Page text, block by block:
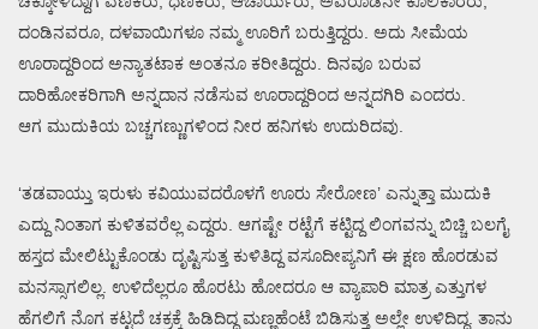
ದಂಡಿನವರೂ, ದಳವಾಯಿಗಳೂ ನಮ್ಮ ಊರಿಗೆ ಬರುತ್ತಿದ್ದರು. ಅದು ಸೀಮೆಯ
ಊರಾದ್ದರಿಂದ ಅನ್ಯಾತಟಾಕ ಅಂತನೂ ಕರೀತಿದ್ದರು. ದಿನವೂ ಬರುವ
ದಾರಿಹೋಕರಿಗಾಗಿ ಅನ್ನದಾನ ನಡೆಸುವ ಊರಾದ್ದರಿಂದ ಅನ್ನದಗಿರಿ ಎಂದರು.
ಆಗ ಮುದುಕಿಯ ಬಚ್ಚಗಣ್ಣುಗಳಿಂದ ನೀರ ಹನಿಗಳು ಉದುರಿದವು.
‘ತಡವಾಯ್ತು ಇರುಳು ಕವಿಯುವದರೊಳಗೆ ಊರು ಸೇರೋಣ’ ಎನ್ನುತ್ತಾ ಮುದುಕಿ
ಎದ್ದು ನಿಂತಾಗ ಕುಳಿತವರೆಲ್ಲ ಎದ್ದರು. ಆಗಷ್ಟೇ ರಟ್ಟೆಗೆ ಕಟ್ಟಿದ್ದ ಲಿಂಗವನ್ನು ಬಿಚ್ಚಿ ಬಲಗೈ
ಹಸ್ತದ ಮೇಲಿಟ್ಟುಕೊಂಡು ದೃಷ್ಟಿಸುತ್ತ ಕುಳಿತಿದ್ದ ವಸೂದೀಪ್ಯನಿಗೆ ಈ ಕ್ಷಣ ಹೊರಡುವ
ಮನಸ್ಸಾಗಲಿಲ್ಲ. ಉಳಿದೆಲ್ಲರೂ ಹೊರಟು ಹೋದರೂ ಆ ವ್ಯಾಪಾರಿ ಮಾತ್ರ ಎತ್ತುಗಳ
ಹೆಗಲಿಗೆ ನೊಗ ಕಟ್ಟದೆ ಚಕ್ರಕ್ಕೆ ಹಿಡಿದಿದ್ದ ಮಣ್ಣಹೆಂಟೆ ಬಿಡಿಸುತ್ತ ಅಲ್ಲೇ ಉಳಿದಿದ್ದ. ತಾನು